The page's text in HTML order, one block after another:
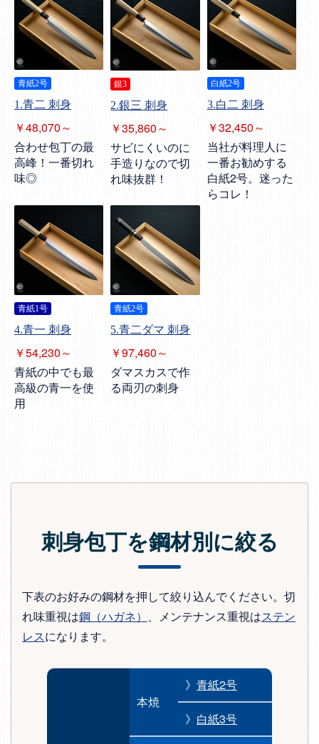
青紙2号
1.青二 刺身
￥48,070～
合わせ包丁の最
高峰！一番切れ
味◎
銀3
2.銀三 刺身
￥35,860～
サビにくいのに
手造りなので切
れ味抜群！
白紙2号
3.白二 刺身
￥32,450～
当社が料理人に
一番お勧めする
白紙2号。迷った
らコレ！
青紙1号
4.青一 刺身
￥54,230～
青紙の中でも最
高級の青一を使
用
青紙2号
5.青二ダマ 刺身
￥97,460～
ダマスカスで作
る両刃の刺身
刺身包丁を鋼材別に絞る
下表のお好みの鋼材を押して絞り込んでください。切
れ味重視は鋼（ハガネ） 、メンテナンス重視はステン
レスになります。
本焼
》 青紙2号
》 白紙3号